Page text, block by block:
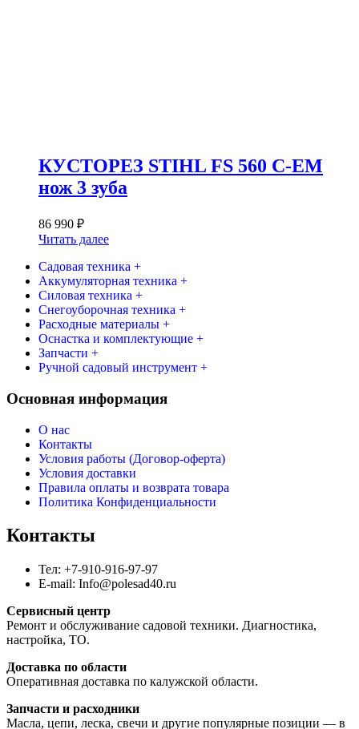
КУСТОРЕЗ STIHL FS 560 C-EM
нож 3 зуба
86 990 ₽
Читать далее
Садовая техника +
Аккумуляторная техника +
Силовая техника +
Снегоуборочная техника +
Расходные материалы +
Оснастка и комплектующие +
Запчасти +
Ручной садовый инструмент +
Основная информация
О нас
Контакты
Условия работы (Договор-оферта)
Условия доставки
Правила оплаты и возврата товара
Политика Конфиденциальности
Контакты
Тел: +7-910-916-97-97
E-mail: Info@polesad40.ru
Сервисный центр
Ремонт и обслуживание садовой техники. Диагностика,
настройка, ТО.
Доставка по области
Оперативная доставка по калужской области.
Запчасти и расходники
Масла, цепи, леска, свечи и другие популярные позиции — в